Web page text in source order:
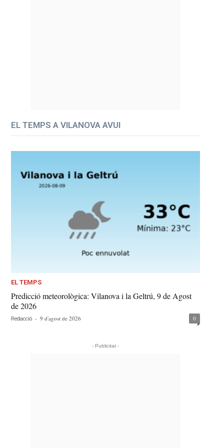
EL TEMPS A VILANOVA AVUI
EL TEMPS
Predicció meteorològica: Vilanova i la Geltrú, 9 de Agost
de 2026
Redacció - 9 d'agost de 2026 0
- Publicitat -